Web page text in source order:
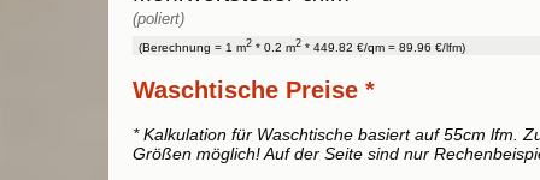
(poliert)
(Berechnung = 1 m2 * 0.2 m2 * 449.82 €/qm = 89.96 €/lfm)
Waschtische Preise *
* Kalkulation für Waschtische basiert auf 55cm lfm.
Größen möglich! Auf der Seite sind nur